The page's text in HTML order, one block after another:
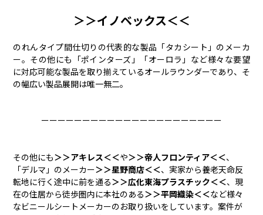
＞＞イノベックス＜＜
のれんタイプ間仕切りの代表的な製品「タカシート」のメーカ
ー。その他にも「ポインターズ」「オーロラ」など様々な要望
に対応可能な製品を取り揃えているオールラウンダーであり、そ
の幅広い製品展開は唯一無二。
ーーーーーーーーーーーーーーーーーーーーーー
その他にも＞＞アキレス＜＜や＞＞帝人フロンティア＜＜、
「デルマ」のメーカー＞＞星野商店＜＜、実家から養老天命反
転地に行く途中に前を通る＞＞広化東海プラスチック＜＜、現
在の住居から徒歩圏内に本社のある＞＞平岡織染＜＜など様々
なビニールシートメーカーのお取り扱いをしています。案件が